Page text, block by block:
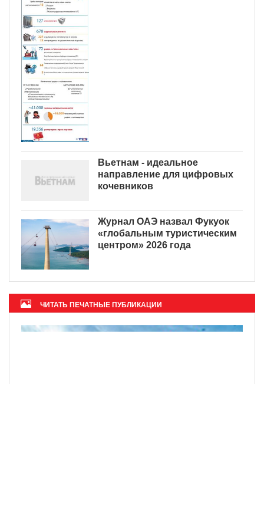
Вьетнам - идеальное
направление для цифровых
кочевников
Журнал ОАЭ назвал Фукуок
«глобальным туристическим
центром» 2026 года
ЧИТАТЬ ПЕЧАТНЫЕ ПУБЛИКАЦИИ